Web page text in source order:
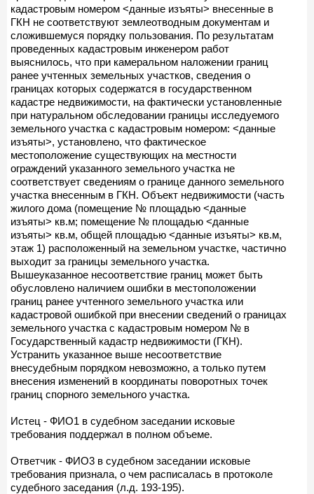
кадастровым номером <данные изъяты> внесенные в
ГКН не соответствуют землеотводным документам и
сложившемуся порядку пользования. По результатам
проведенных кадастровым инженером работ
выяснилось, что при камеральном наложении границ
ранее учтенных земельных участков, сведения о
границах которых содержатся в государственном
кадастре недвижимости, на фактически установленные
при натуральном обследовании границы исследуемого
земельного участка с кадастровым номером: <данные
изъяты>, установлено, что фактическое
местоположение существующих на местности
ограждений указанного земельного участка не
соответствует сведениям о границе данного земельного
участка внесенным в ГКН. Объект недвижимости (часть
жилого дома (помещение № площадью <данные
изъяты> кв.м; помещение № площадью <данные
изъяты> кв.м, общей площадью <данные изъяты> кв.м,
этаж 1) расположенный на земельном участке, частично
выходит за границы земельного участка.
Вышеуказанное несоответствие границ может быть
обусловлено наличием ошибки в местоположении
границ ранее учтенного земельного участка или
кадастровой ошибкой при внесении сведений о границах
земельного участка с кадастровым номером № в
Государственный кадастр недвижимости (ГКН).
Устранить указанное выше несоответствие
внесудебным порядком невозможно, а только путем
внесения изменений в координаты поворотных точек
границ спорного земельного участка.
Истец - ФИО1 в судебном заседании исковые
требования поддержал в полном объеме.
Ответчик - ФИО3 в судебном заседании исковые
требования признала, о чем расписалась в протоколе
судебного заседания (л.д. 193-195).